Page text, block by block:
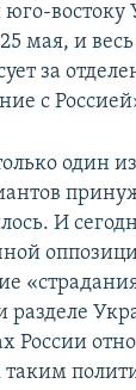
мая, и
за
с
один из
И
разделе
России